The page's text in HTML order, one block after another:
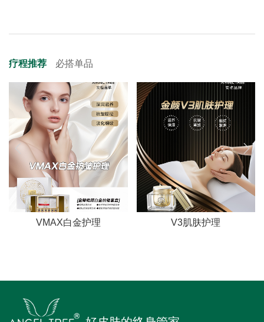
疗程推荐 必搭单品
VMAX白金护理 V3肌肤护理